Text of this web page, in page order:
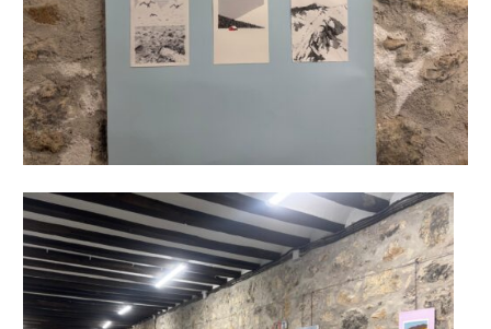
zure baimena Cookieen adierazpenean.
Webgune honek cookie propioak eta hirugarrenen cookie-
fitxategiak erabiltzen ditu. Zure esperientzia eta
zerbitzuak hobetzeko asmoz, cookie teknologiaz
baliatzen gara. Ohar hau onartuz gero, teknologia hori
erabiltzeko baimen esplizitua ematen diguzu.Gehiago
irakurri